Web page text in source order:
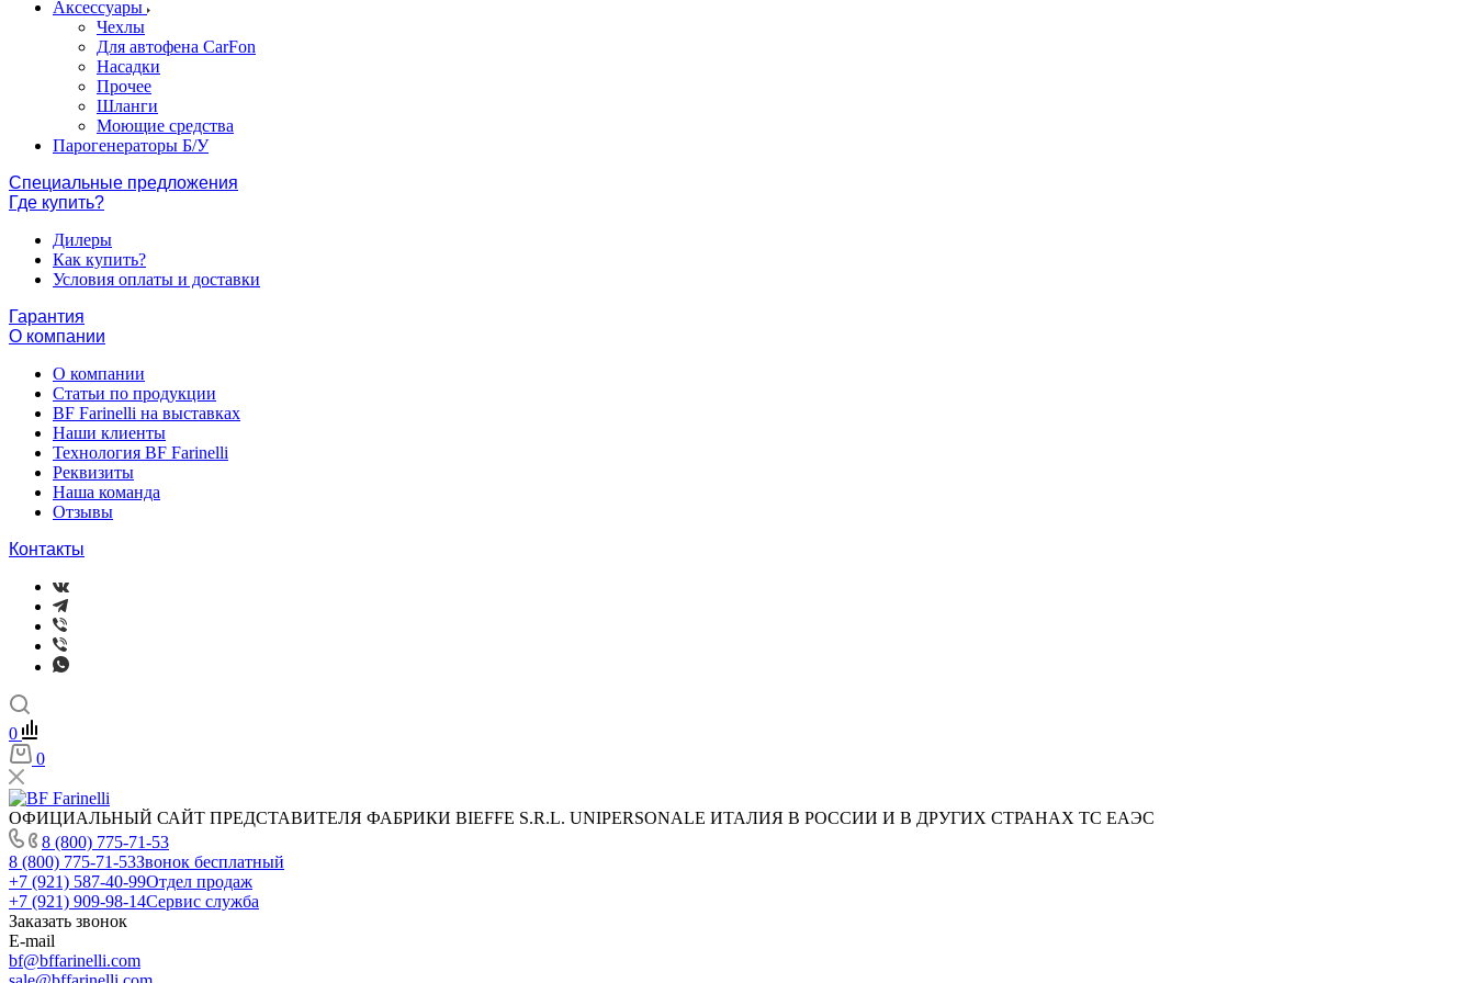
Аксессуары
Чехлы
Для автофена CarFon
Насадки
Прочее
Шланги
Моющие средства
Парогенераторы Б/У
Специальные предложения
Где купить?
Дилеры
Как купить?
Условия оплаты и доставки
Гарантия
О компании
О компании
Статьи по продукции
BF Farinelli на выставках
Наши клиенты
Технология BF Farinelli
Реквизиты
Наша команда
Отзывы
Контакты
0
0
ОФИЦИАЛЬНЫЙ САЙТ ПРЕДСТАВИТЕЛЯ ФАБРИКИ BIEFFE S.R.L. UNIPERSONALE ИТАЛИЯ В РОССИИ И В ДРУГИХ СТРАНАХ ТС ЕАЭС
8 (800) 775-71-53
8 (800) 775-71-53Звонок бесплатный
+7 (921) 587-40-99Отдел продаж
+7 (921) 909-98-14Сервис служба
Заказать звонок
E-mail
bf@bffarinelli.com